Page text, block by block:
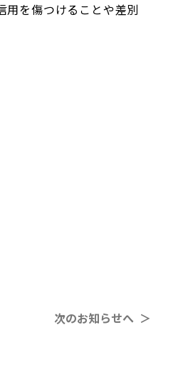
用を傷つけることや差別
次のお知らせへ ＞